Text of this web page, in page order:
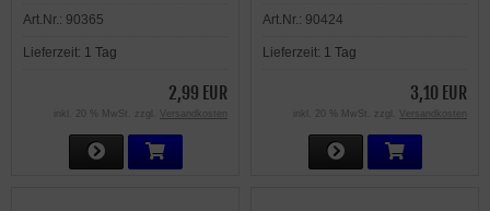
Art.Nr.: 90365
Lieferzeit: 1 Tag
2,99 EUR
inkl. 20 % MwSt. zzgl. Versandkosten
Art.Nr.: 90424
Lieferzeit: 1 Tag
3,10 EUR
inkl. 20 % MwSt. zzgl. Versandkosten